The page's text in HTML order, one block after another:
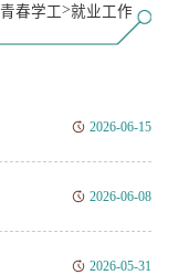
青春学工>就业工作
2026-06-15
2026-06-08
2026-05-31